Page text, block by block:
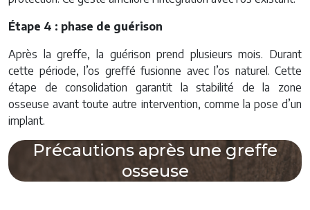
Étape 4 : phase de guérison
Après la greffe, la guérison prend plusieurs mois. Durant
cette période, l’os greffé fusionne avec l’os naturel. Cette
étape de consolidation garantit la stabilité de la zone
osseuse avant toute autre intervention, comme la pose d’un
implant.
Précautions après une greffe
osseuse